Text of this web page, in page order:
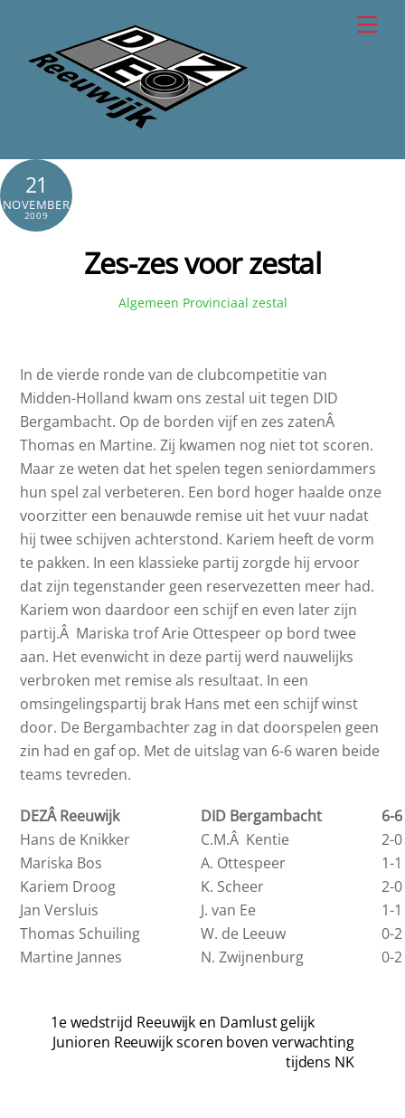
content
21
NOVEMBER
2009
Zes-zes voor zestal
Algemeen Provinciaal zestal
In de vierde ronde van de clubcompetitie van
Midden-Holland kwam ons zestal uit tegen DID
Bergambacht. Op de borden vijf en zes zatenÂ
Thomas en Martine. Zij kwamen nog niet tot scoren.
Maar ze weten dat het spelen tegen seniordammers
hun spel zal verbeteren. Een bord hoger haalde onze
voorzitter een benauwde remise uit het vuur nadat
hij twee schijven achterstond. Kariem heeft de vorm
te pakken. In een klassieke partij zorgde hij ervoor
dat zijn tegenstander geen reservezetten meer had.
Kariem won daardoor een schijf en even later zijn
partij.Â Mariska trof Arie Ottespeer op bord twee
aan. Het evenwicht in deze partij werd nauwelijks
verbroken met remise als resultaat. In een
omsingelingspartij brak Hans met een schijf winst
door. De Bergambachter zag in dat doorspelen geen
zin had en gaf op. Met de uitslag van 6-6 waren beide
teams tevreden.
DEZÂ Reeuwijk DID Bergambacht
6-6
Hans de Knikker
C.M.Â Kentie
2-0
Mariska Bos
A. Ottespeer
1-1
Kariem Droog
K. Scheer
2-0
Jan Versluis
J. van Ee
1-1
Thomas Schuiling
W. de Leeuw
0-2
Martine Jannes
N. Zwijnenburg 0-2
1e wedstrijd Reeuwijk en Damlust gelijk
Junioren Reeuwijk scoren boven verwachting
tijdens NK